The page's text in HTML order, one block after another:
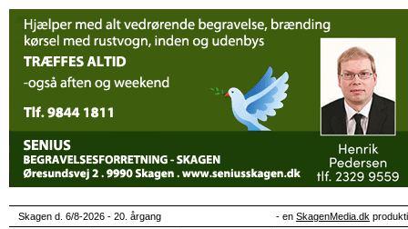
Skagen d. 6/8-2026 - 20. årgang - en SkagenMedia.dk